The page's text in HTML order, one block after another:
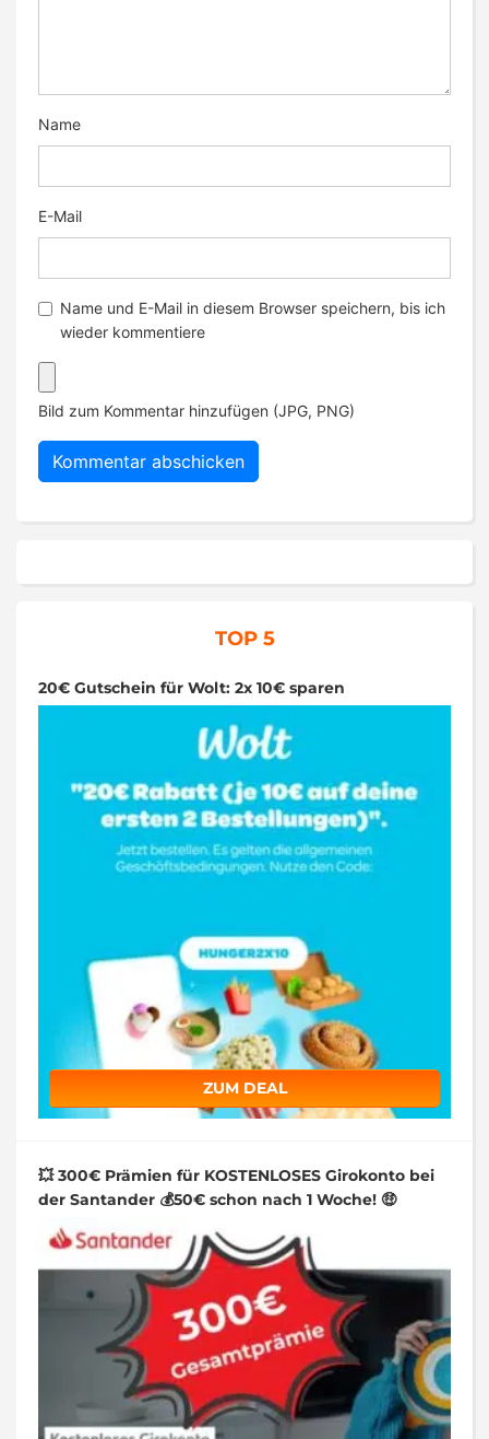
Name
E-Mail
Name und E-Mail in diesem Browser speichern, bis ich
wieder kommentiere
Bild zum Kommentar hinzufügen (JPG, PNG)
TOP 5
20€ Gutschein für Wolt: 2x 10€ sparen
ZUM DEAL
💥 300€ Prämien für KOSTENLOSES Girokonto bei
der Santander 💰50€ schon nach 1 Woche! 🤑